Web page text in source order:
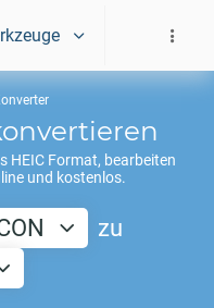
HEICFormat, bearbeiten
und kostenlos.
zu